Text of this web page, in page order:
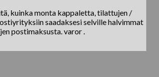
kuinka monta kappaletta, tilattujen /
saadaksesi selville halvimmat
postimaksusta. varor .